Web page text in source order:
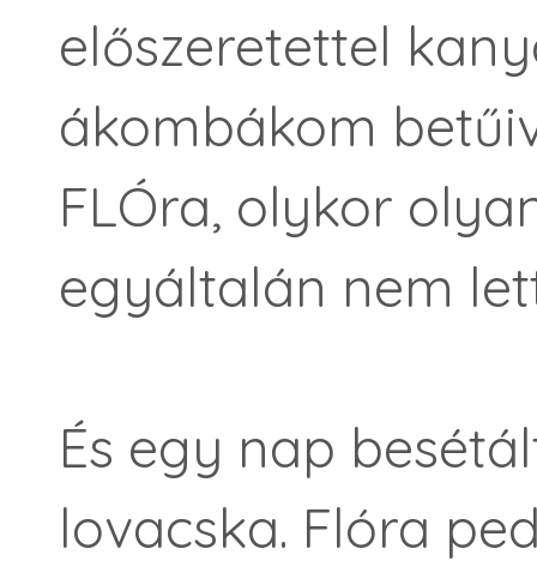
előszeretettel
ákombákom
FLÓra, olykor
egyáltalán nem
És egy nap
lovacska. Flóra